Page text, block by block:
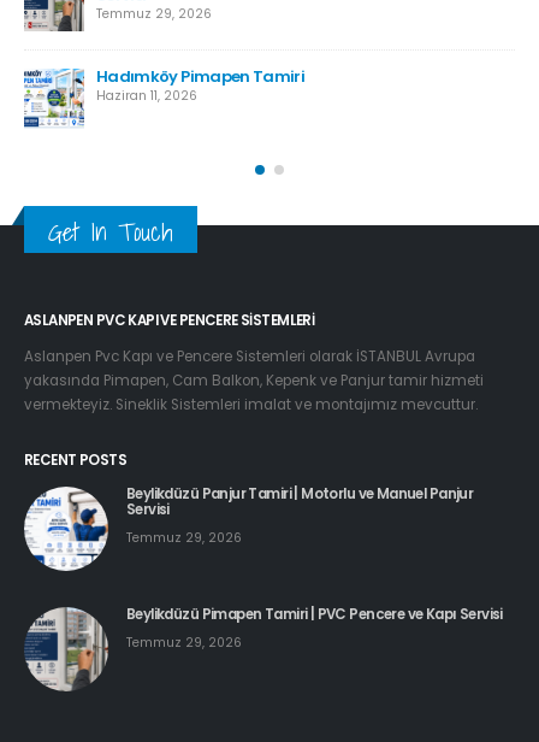
Temmuz 29, 2026
Hadımköy Pimapen Tamiri
Haziran 11, 2026
Get In Touch
ASLANPEN PVC KAPI VE PENCERE SISTEMLERI
Aslanpen Pvc Kapı ve Pencere Sistemleri olarak İSTANBUL Avrupa
yakasında Pimapen, Cam Balkon, Kepenk ve Panjur tamir hizmeti
vermekteyiz. Sineklik Sistemleri imalat ve montajımız mevcuttur.
RECENT POSTS
Beylikdüzü Panjur Tamiri | Motorlu ve Manuel Panjur
Servisi
Temmuz 29, 2026
Beylikdüzü Pimapen Tamiri | PVC Pencere ve Kapı Servisi
Temmuz 29, 2026